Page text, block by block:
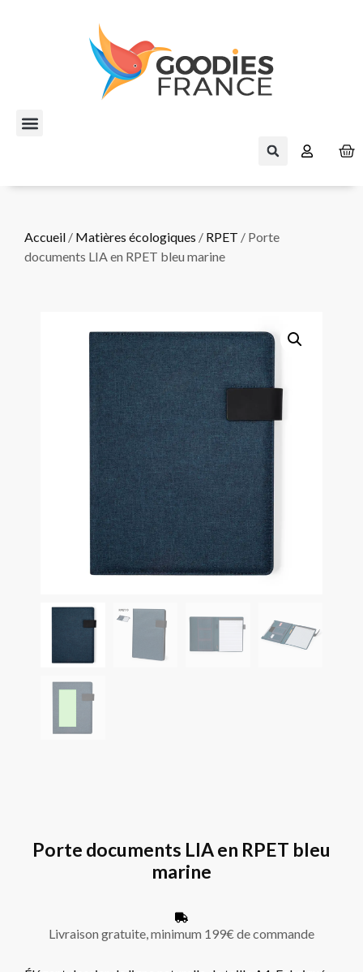
Accueil / Matières écologiques / RPET / Porte
documents LIA en RPET bleu marine
Porte documents LIA en RPET bleu
marine
Livraison gratuite, minimum 199€ de commande